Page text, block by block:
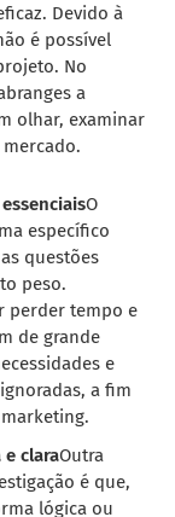
Devido à
é possível
No
a
olhar, examinar
O
específico
questões
peso.
perder tempo e
de grande
e
a fim
claraOutra
é que,
lógica ou